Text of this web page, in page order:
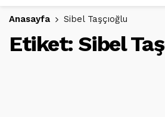
Anasayfa Sibel Taşçıoğlu
Etiket: Sibel